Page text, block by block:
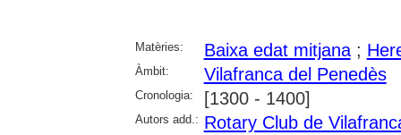
Matèries: Baixa edat mitjana;
Àmbit: Vilafranca del Penedès
Cronologia: [1300 - 1400]
Autors add.: Rotary Club de